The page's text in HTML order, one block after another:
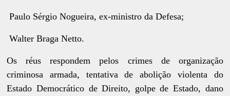
Paulo Sérgio Nogueira, ex-ministro da Defesa;
Walter Braga Netto.
Os réus respondem pelos crimes de organização
criminosa armada, tentativa de abolição violenta do
Estado Democrático de Direito, golpe de Estado, dano